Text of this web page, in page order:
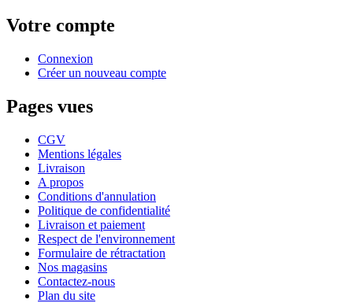
Votre compte
Connexion
Créer un nouveau compte
Pages vues
CGV
Mentions légales
Livraison
A propos
Conditions d'annulation
Politique de confidentialité
Livraison et paiement
Respect de l'environnement
Formulaire de rétractation
Nos magasins
Contactez-nous
Plan du site